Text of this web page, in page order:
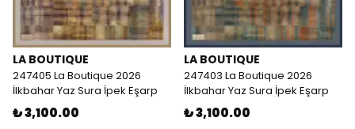
LA BOUTIQUE
247405 La Boutique 2026
İlkbahar Yaz Sura İpek Eşarp
₺ 3,100.00
LA BOUTIQUE
247403 La Boutique 2026
İlkbahar Yaz Sura İpek Eşarp
₺ 3,100.00